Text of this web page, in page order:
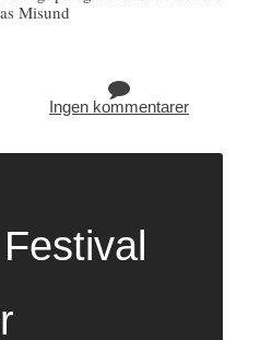
Misund
Ingen kommentarer